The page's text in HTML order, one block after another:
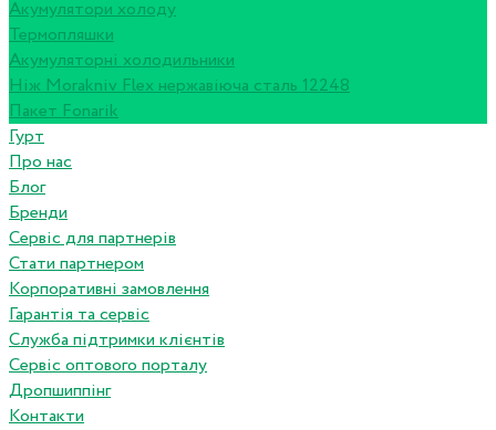
Акумулятори холоду
Термопляшки
Акумуляторні холодильники
Ніж Morakniv Flex нержавіюча сталь 12248
Пакет Fonarik
Гурт
Про нас
Блог
Бренди
Сервіс для партнерів
Стати партнером
Корпоративні замовлення
Гарантія та сервіс
Служба підтримки клієнтів
Сервіс оптового порталу
Дропшиппінг
Контакти